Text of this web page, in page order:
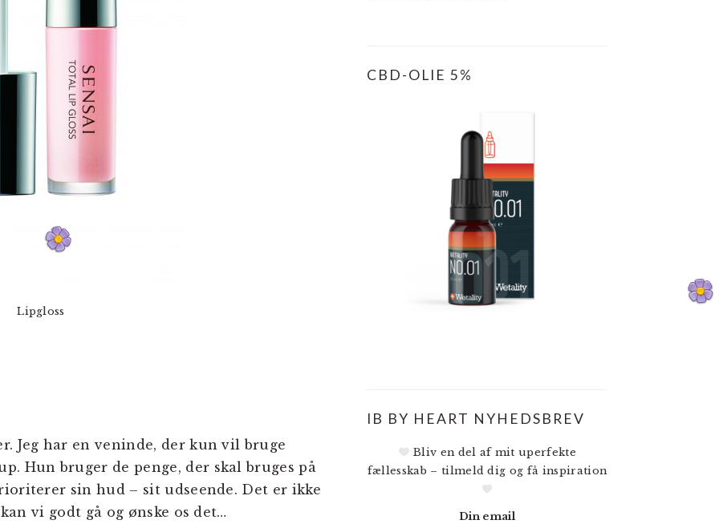
Lipgloss
Jeg har en veninde, der kun vil bruge
Hun bruger de penge, der skal bruges på
sin hud – sit udseende. Det er ikke
vi godt gå og ønske os det…
CBD-OLIE 5%
IB BY HEART NYHEDSBREV
Bliv en del af mit uperfekte
fællesskab – tilmeld dig og få inspiration
Din email